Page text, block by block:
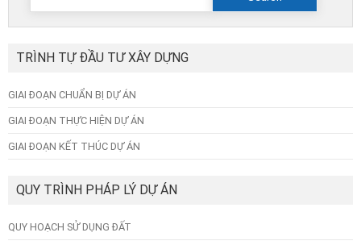
TRÌNH TỰ ĐẦU TƯ XÂY DỰNG
GIAI ĐOẠN CHUẨN BỊ DỰ ÁN
GIAI ĐOẠN THỰC HIỆN DỰ ÁN
GIAI ĐOẠN KẾT THÚC DỰ ÁN
QUY TRÌNH PHÁP LÝ DỰ ÁN
QUY HOẠCH SỬ DỤNG ĐẤT